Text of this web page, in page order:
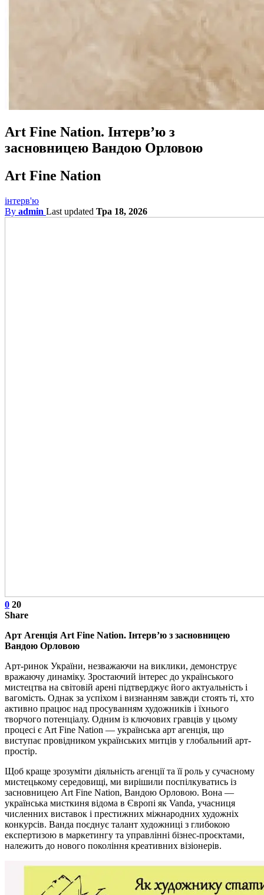
Art Fine Nation. Інтерв’ю з
засновницею Вандою Орловою
Art Fine Nation
інтерв'ю
By admin Last updated Тра 18, 2026
0 20
Share
Арт Агенція Art Fine Nation. Інтерв’ю з засновницею
Вандою Орловою
Арт-ринок України, незважаючи на виклики, демонструє
вражаючу динаміку. Зростаючий інтерес до українського
мистецтва на світовій арені підтверджує його актуальність і
вагомість. Однак за успіхом і визнанням завжди стоять ті, хто
активно працює над просуванням художників і їхнього
творчого потенціалу. Одним із ключових гравців у цьому
процесі є Art Fine Nation — українська арт агенція, що
виступає провідником українських митців у глобальний арт-
простір.
Щоб краще зрозуміти діяльність агенції та її роль у сучасному
мистецькому середовищі, ми вирішили поспілкуватись із
засновницею Art Fine Nation, Вандою Орловою. Вона —
українська мисткиня відома в Європі як Vanda, учасниця
численних виставок і престижних міжнародних художніх
конкурсів. Ванда поєднує талант художниці з глибокою
експертизою в маркетингу та управлінні бізнес-проєктами,
належить до нового покоління креативних візіонерів.